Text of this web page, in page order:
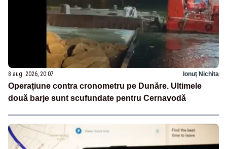
8 aug. 2026, 20:07 Ionuț Nichita
Operațiune contra cronometru pe Dunăre. Ultimele
două barje sunt scufundate pentru Cernavodă